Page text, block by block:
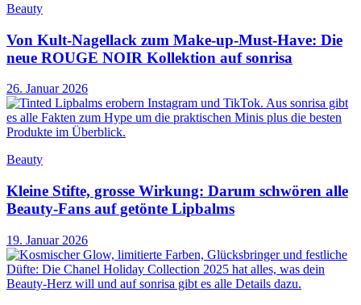
Beauty
Von Kult-Nagellack zum Make-up-Must-Have: Die
neue ROUGE NOIR Kollektion auf sonrisa
26. Januar 2026
Beauty
Kleine Stifte, grosse Wirkung: Darum schwören alle
Beauty-Fans auf getönte Lipbalms
19. Januar 2026